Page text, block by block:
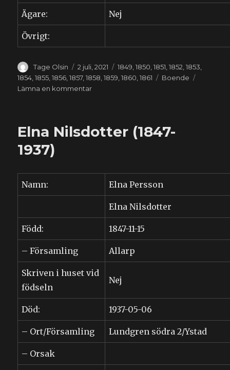
Ägare: Nej
Övrigt:
Författare
Tage Olsin
Publicerat
den
2 juli, 2021 Kategorier
1849 ,1850 ,1851 ,1852 ,1853
1854 ,1855 ,1856 ,1857,1858 ,1859 ,1860 ,1861 Etiketter
Boende
Lämna en kommentartill
Elna Nilsdotter (1847-
1937)
Namn: Elna Persson
Elna Nilsdotter
Född: 1847-11-15
– Församling Allarp
Skriven i huset vid
födseln
Nej
Död: 1937-05-06
– Ort/Församling Lundgren södra 2/Ystad
– Orsak